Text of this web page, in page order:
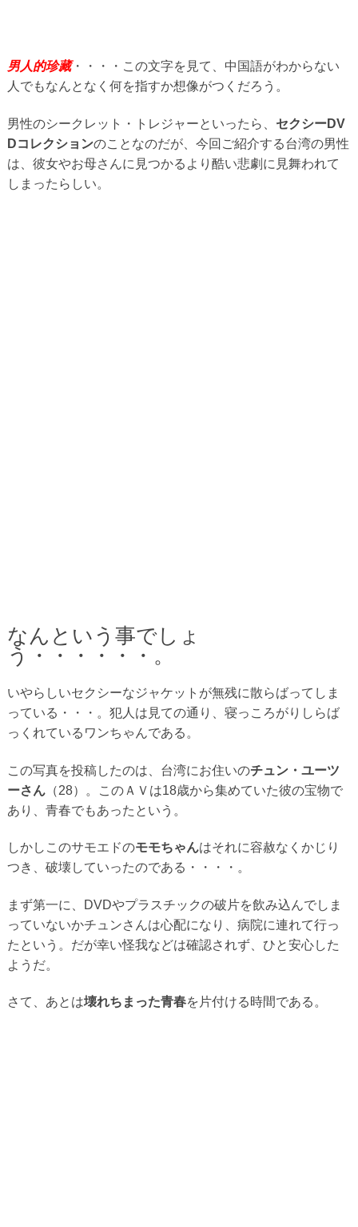
男人的珍藏・・・・この文字を見て、中国語がわからない
人でもなんとなく何を指すか想像がつくだろう。
男性のシークレット・トレジャーといったら、 セクシーDV
Dコレクションのことなのだが、今回ご紹介する台湾の男性
は、彼女やお母さんに見つかるより酷い悲劇に見舞われて
しまったらしい。
なんという事でしょ
う・・・・・・。
いやらしいセクシーなジャケットが無残に散らばってしま
っている・・・。犯人は見ての通り、寝っころがりしらば
っくれているワンちゃんである。
この写真を投稿したのは、台湾にお住いのチュン・ユーツ
ーさん（28）。このＡＶは18歳から集めていた彼の宝物で
あり、青春でもあったという。
しかしこのサモエドのモモちゃんはそれに容赦なくかじり
つき、破壊していったのである・・・・。
まず第一に、DVDやプラスチックの破片を飲み込んでしま
っていないかチュンさんは心配になり、病院に連れて行っ
たという。だが幸い怪我などは確認されず、ひと安心した
ようだ。
さて、あとは壊れちまった青春を片付ける時間である。